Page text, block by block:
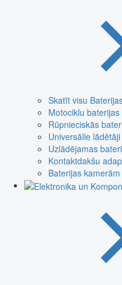
Skatīt visu
Motociklu baterijas
Rūpnieciskās
Universālie lādētāji
Uzlādējamas
Kontaktdakšu
Baterijas kamerām